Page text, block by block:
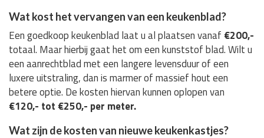
Wat kost het vervangen van een keukenblad?
Een goedkoop keukenblad laat u al plaatsen vanaf €200,-
totaal. Maar hierbij gaat het om een kunststof blad. Wilt u
een aanrechtblad met een langere levensduur of een
luxere uitstraling, dan is marmer of massief hout een
betere optie. De kosten hiervan kunnen oplopen van
€120,- tot €250,- per meter.
Wat zijn de kosten van nieuwe keukenkastjes?